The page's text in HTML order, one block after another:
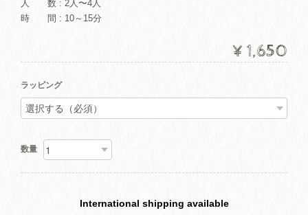
人 数 : 2人〜4人
時 間 : 10～15分
¥1,650
ラッピング
数量
International shipping available